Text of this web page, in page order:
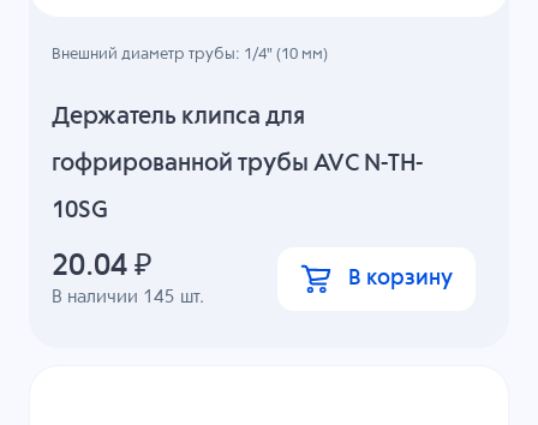
Держатель клипса для
гофрированной трубы AVC N-TH-
10SG
В наличии 145 шт.
Внешний диаметр трубы: 1/4" (10 мм)
20.04 ₽ В корзину